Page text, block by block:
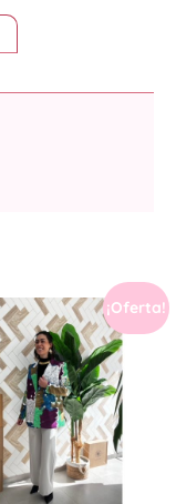
¡Oferta!